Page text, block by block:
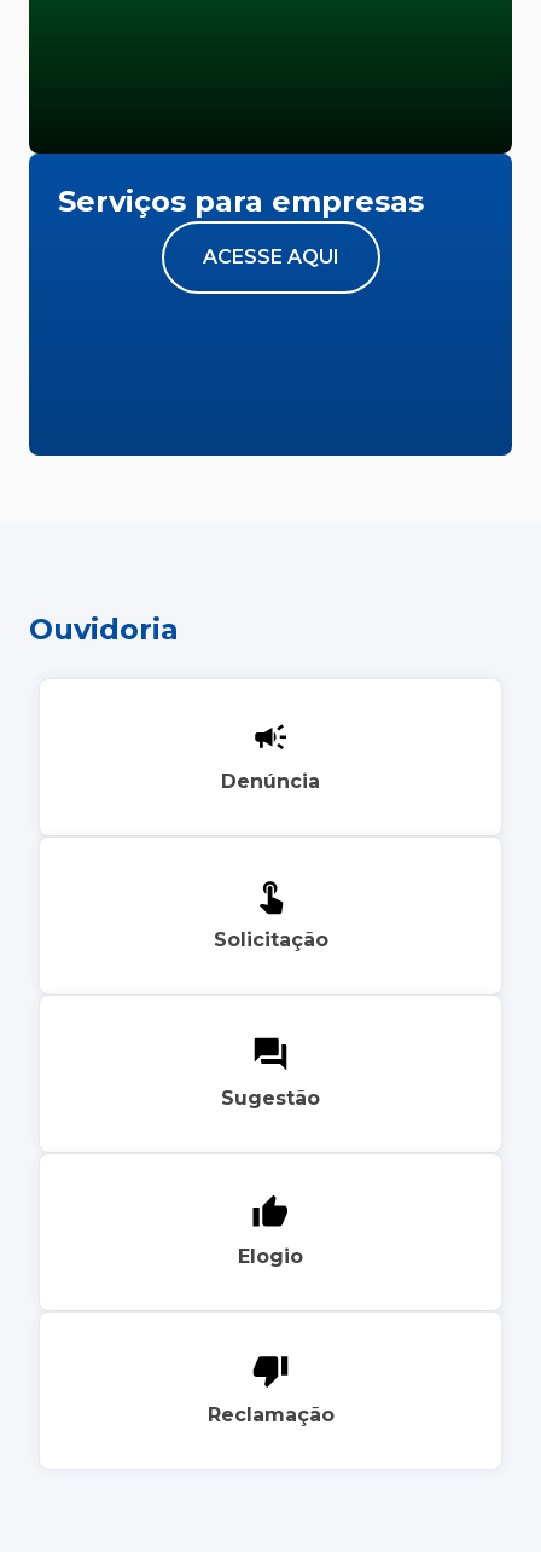
Serviços para empresas
ACESSE AQUI
Ouvidoria
Denúncia
Solicitação
Sugestão
Elogio
Reclamação